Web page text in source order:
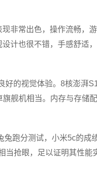
非常出色，操作流畅，
计也很不错，手感舒适
好的视觉体验。8核澎湃
舰机相当。内存与存储
跑分测试，小米5c的成
抢眼，足以证明其性能